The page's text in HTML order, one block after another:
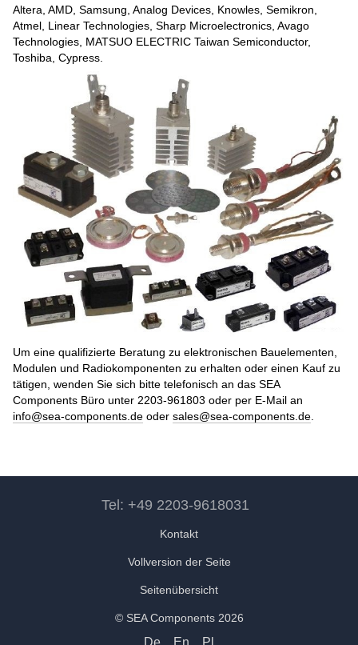
Altera, AMD, Samsung, Analog Devices, Knowles, Semikron,
Atmel, Linear Technologies, Sharp Microelectronics, Avago
Technologies, MATSUO ELECTRIC Taiwan Semiconductor,
Toshiba, Cypress.
Um eine qualifizierte Beratung zu elektronischen Bauelementen,
Modulen und Radiokomponenten zu erhalten oder einen Kauf zu
tätigen, wenden Sie sich bitte telefonisch an das SEA
Components Büro unter 2203-961803 oder per E-Mail an
info@sea-components.de oder sales@sea-components.de.
Tel: +49 2203-9618031
Kontakt
Vollversion der Seite
Seitenübersicht
© SEA Components 2026
De En Pl